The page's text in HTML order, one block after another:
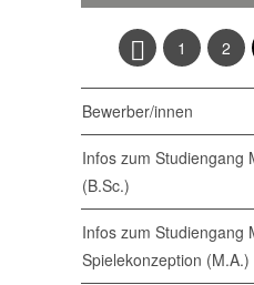
1 2
Bewerber/innen
Infos zum Studiengang
(B.Sc.)
Infos zum Studiengang
Spielekonzeption (M.A.)